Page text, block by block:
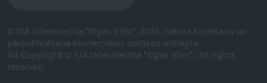
© SIA Izdevniecība "Rīgas Viļņi", 2026. Satura kopēšana un
pārpublicēšana komerciālos nolūkos aizliegta.
All Copyright © SIA Izdevniecība "Rīgas Viļņi". All rights
reserved.